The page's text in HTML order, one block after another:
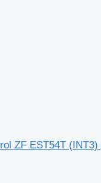
ZF EST54T